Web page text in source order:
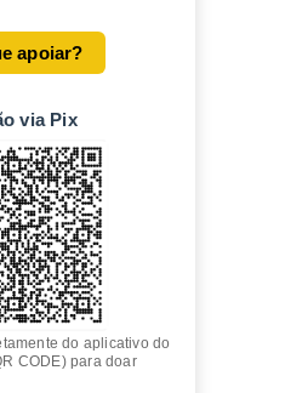
apoiar?
via Pix
do aplicativo do
CODE) para doar